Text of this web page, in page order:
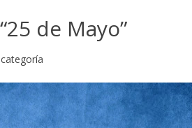
de Mayo”